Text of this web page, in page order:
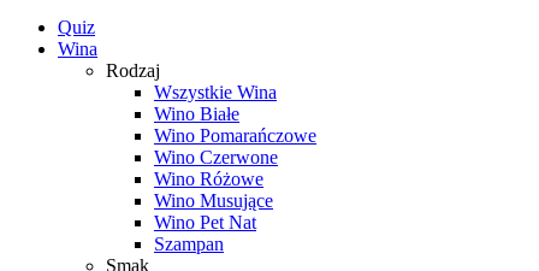
Quiz
Wina
Rodzaj
Wszystkie Wina
Wino Białe
Wino Pomarańczowe
Wino Czerwone
Wino Różowe
Wino Musujące
Wino Pet Nat
Szampan
Smak